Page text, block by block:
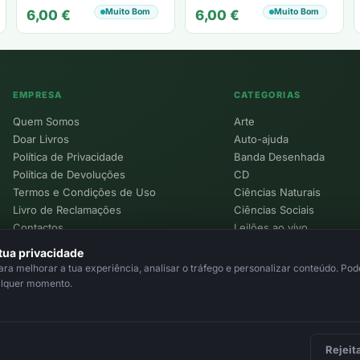
6,00 € Muito Bom 6,00 € Muito Bom
EMPRESA
Quem Somos
Doar Livros
Política de Privacidade
Política de Devoluções
Termos e Condições de Uso
Livro de Reclamações
Contactos
CATEGORIAS
Arte
Auto-ajuda
Banda Desenhada
CD
Ciências Naturais
Ciências Sociais
Leilões ao vivo
privacidade
melhorar a tua experiência, analisar o tráfego e personalizar conteúdo.
momento.